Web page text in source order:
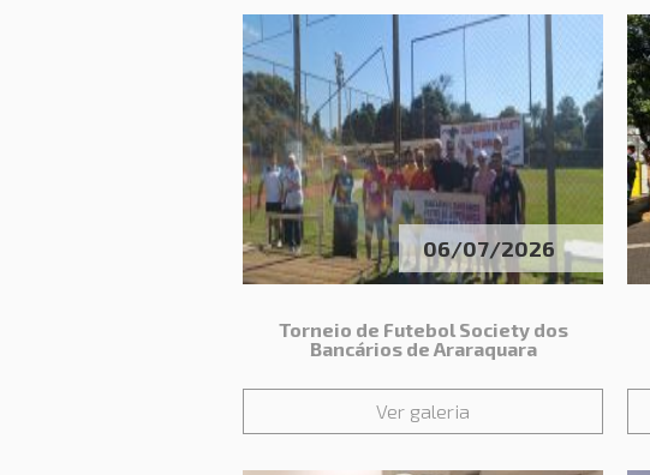
06/07/2026
Torneio de Futebol Society dos
Bancários de Araraquara
Ver galeria